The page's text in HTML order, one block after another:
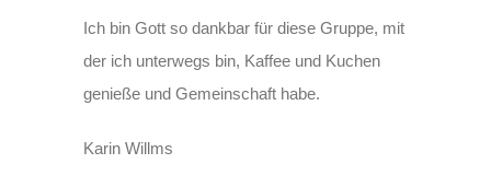
Ich bin Gott so dankbar für diese Gruppe, mit
der ich unterwegs bin, Kaffee und Kuchen
genieße und Gemeinschaft habe.
Karin Willms